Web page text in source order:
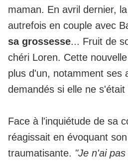
maman. En avril dernier,
autrefois en couple avec
sa grossesse... Fruit de
chéri Loren. Cette
plus d'un, notamment ses
demandés si elle ne s'était
Face à l'inquiétude de sa
réagissait en évoquant
traumatisante. "Je n'ai